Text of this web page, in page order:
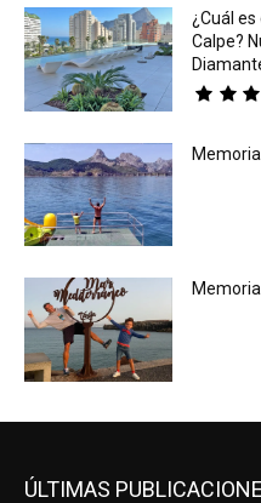
¿Cuál
Calpe?
ÚLTIMAS